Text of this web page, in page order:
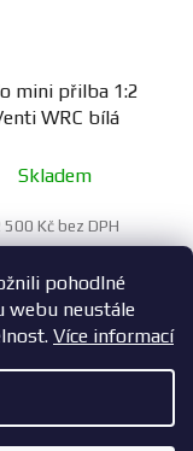
pohodlné
webu neustále
Více informací
mini přilba 1:2
WRC bílá
Skladem
500 Kč bez DPH
3 025 Kč